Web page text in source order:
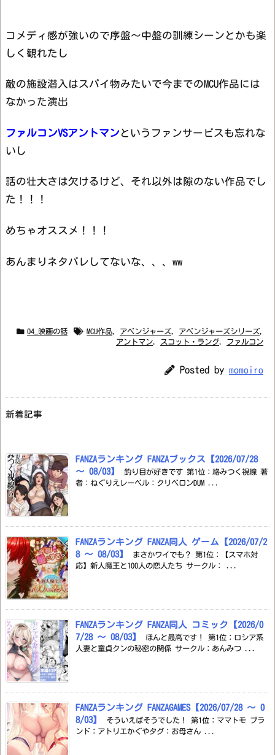
コメディ感が強いので序盤～中盤の訓練シーンとかも楽
しく観れたし
敵の施設潜入はスパイ物みたいで今までのMCU作品には
なかった演出
ファルコンVSアントマンというファンサービスも忘れな
いし
話の壮大さは欠けるけど、それ以外は隙のない作品でし
た！！！
めちゃオススメ！！！
あんまりネタバレしてないな、、、ww
04_映画の話 MCU作品, アベンジャーズ, アベンジャーズシリーズ,
アントマン, スコット・ラング, ファルコン
Posted by momoiro
新着記事
FANZAランキング FANZAブックス【2026/07/28
～ 08/03】
釣り目が好きです 第1位：絡みつく視線 著
者：ねぐりえレーベル：クリベロンDUM ...
FANZAランキング FANZA同人 ゲーム【2026/07/2
8 ～ 08/03】
まさかワイでも？ 第1位：【スマホ対
応】新人魔王と100人の恋人たち サークル： ...
FANZAランキング FANZA同人 コミック【2026/0
7/28 ～ 08/03】
ほんと最高です！ 第1位：ロシア系
人妻と童貞クンの秘密の関係 サークル：あんみつ ...
FANZAランキング FANZAGAMES【2026/07/28 ～ 0
8/03】
そういえばそうでした！ 第1位：ママトモ ブラ
ンド：アトリエかぐやタグ：お母さん ...